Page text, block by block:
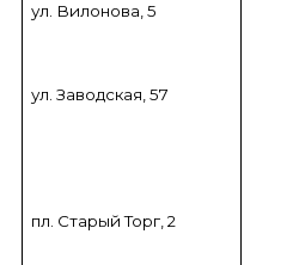
ул. Вилонова, 5
ул. Заводская, 57
пл. Старый Торг, 2